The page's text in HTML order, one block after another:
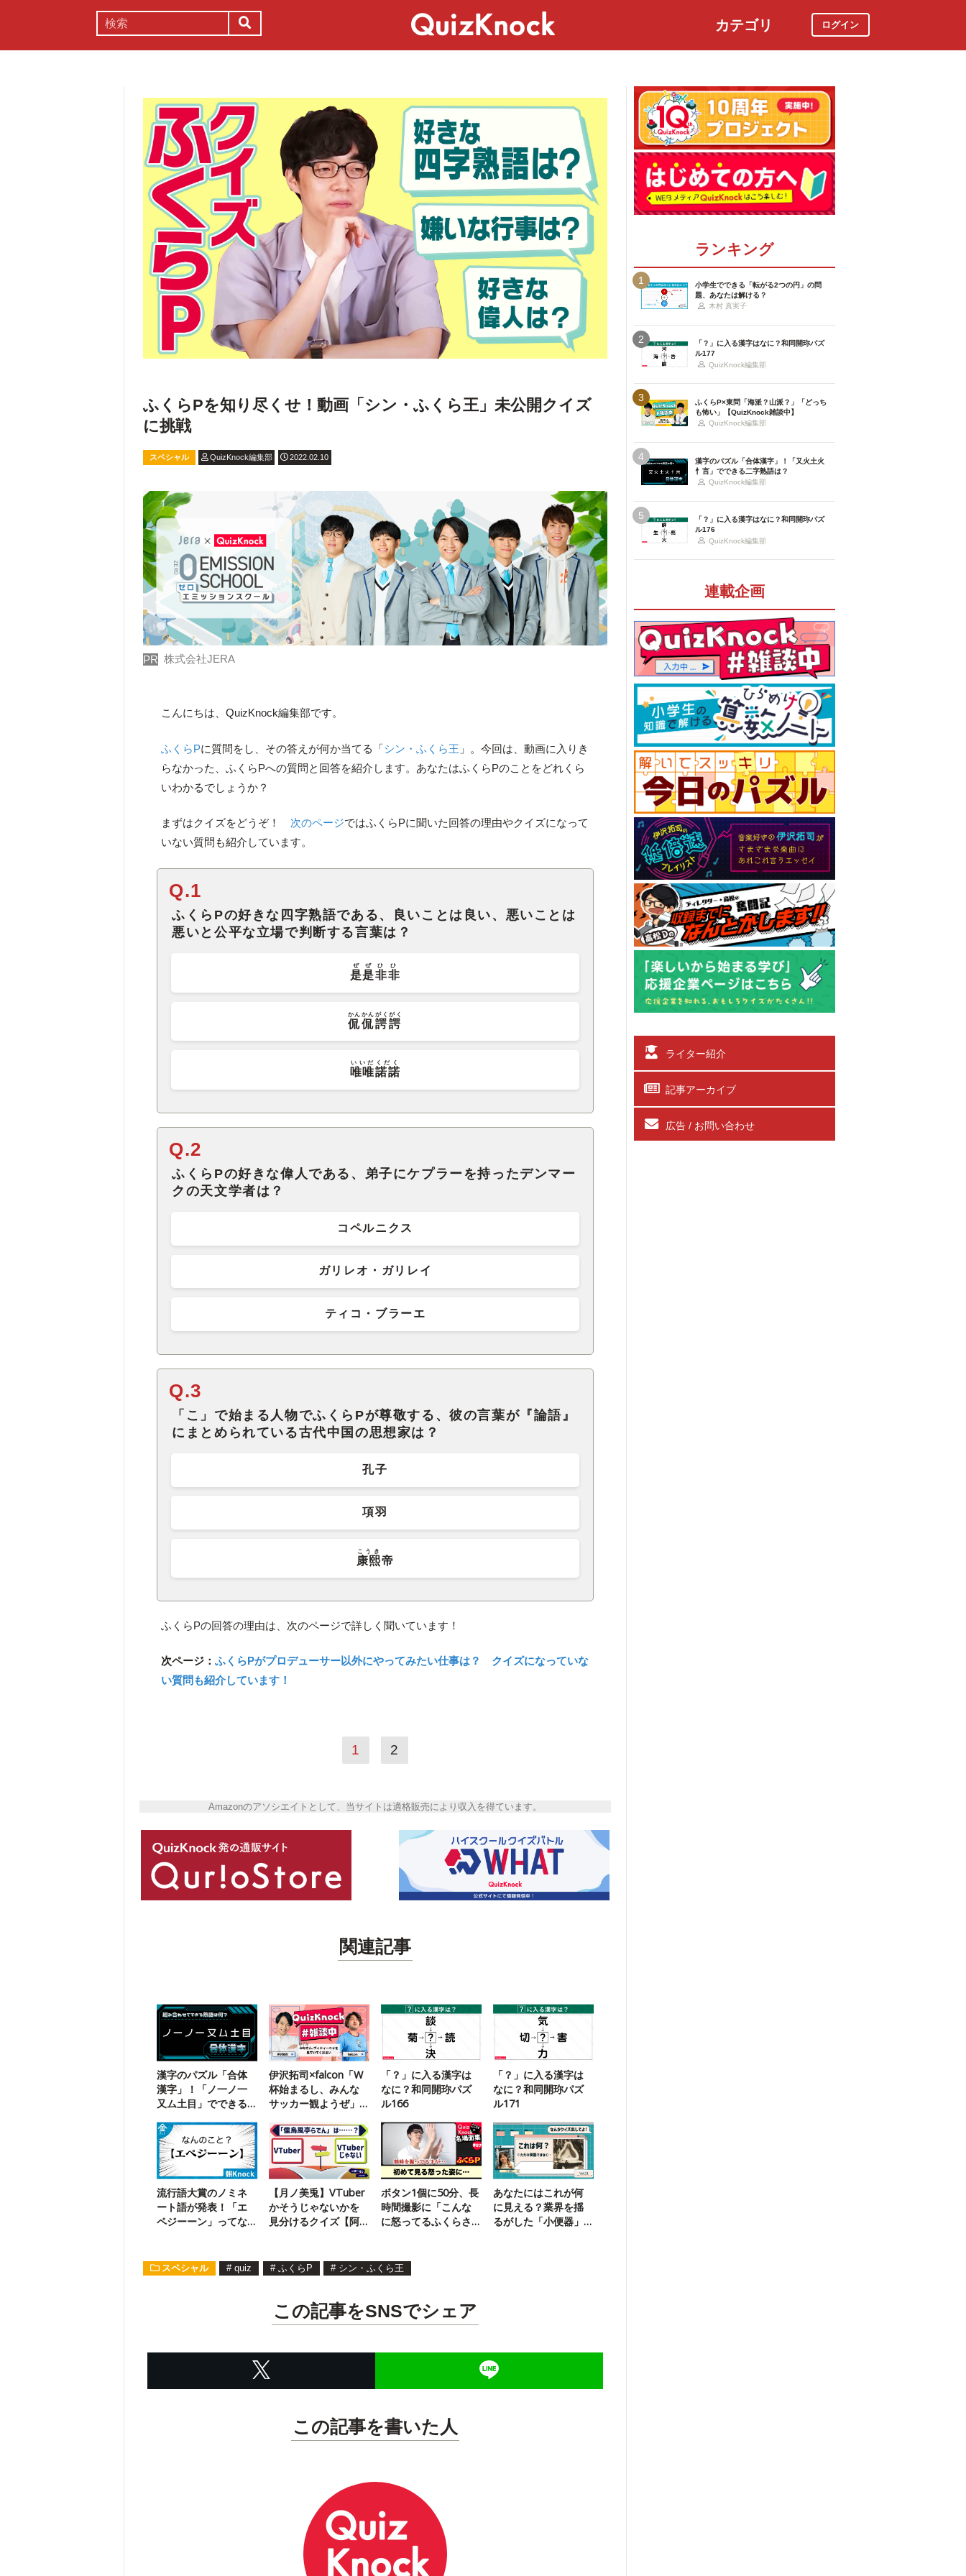
カテゴリ ログイン
ふくらPを知り尽くせ！動画「シン・ふくら王」未公開クイズ
に挑戦
スペシャル QuizKnock編集部 2022.02.10
PR 株式会社JERA
こんにちは、QuizKnock編集部です。
ふくらPに質問をし、その答えが何か当てる「シン・ふくら王 」。今回は、動画に入りき
らなかった、ふくらPへの質問と回答を紹介します。あなたはふくらPのことをどれくら
いわかるでしょうか？
まずはクイズをどうぞ！ 次のページではふくらPに聞いた回答の理由やクイズになって
いない質問も紹介しています。
Q.1
ふくらPの好きな四字熟語である、良いことは良い、悪いことは
悪いと公平な立場で判断する言葉は？
是是非非
ぜぜひひ
侃侃諤諤
かんかんがくがく
唯唯諾諾
いいだくだく
Q.2
ふくらPの好きな偉人である、弟子にケプラーを持ったデンマー
クの天文学者は？
コペルニクス
ガリレオ・ガリレイ
ティコ・ブラーエ
Q.3
「こ」で始まる人物でふくらPが尊敬する、彼の言葉が『論語』
にまとめられている古代中国の思想家は？
孔子
項羽
康熙
こうき
帝
ふくらPの回答の理由は、次のページで詳しく聞いています！
次ページ：ふくらPがプロデューサー以外にやってみたい仕事は？ クイズになっていな
い質問も紹介しています！
1 2
Amazonのアソシエイトとして、当サイトは適格販売により収入を得ています。
関連記事
漢字のパズル「合体
漢字」！「ノ一ノ一
又ム土目」でできる
伊沢拓司×falcon「W
杯始まるし、みんな
サッカー観ようぜ」
「？」に入る漢字は
なに？和同開珎パズ
ル166
「？」に入る漢字は
なに？和同開珎パズ
ル171
流行語大賞のノミネ
ート語が発表！「エ
ペジーーン」ってな
【月ノ美兎】VTuber
かそうじゃないかを
見分けるクイズ【阿
ボタン1個に50分、長
時間撮影に「こんな
に怒ってるふくらさ
あなたにはこれが何
に見える？業界を揺
るがした「小便器」
スペシャル # quiz # ふくらP # シン・ふくら王
この記事をSNSでシェア
この記事を書いた人
ランキング
1
小学生でできる「転がる2つの円」の問
題、あなたは解ける？
木村 真実子
2
「？」に入る漢字はなに？和同開珎パズ
ル177
QuizKnock編集部
3
ふくらP×東問「海派？山派？」「どっち
も怖い」【QuizKnock雑談中】
QuizKnock編集部
4
漢字のパズル「合体漢字」！「又火土火
忄言」でできる二字熟語は？
QuizKnock編集部
5
「？」に入る漢字はなに？和同開珎パズ
ル176
QuizKnock編集部
連載企画
ライター紹介
記事アーカイブ
広告 / お問い合わせ